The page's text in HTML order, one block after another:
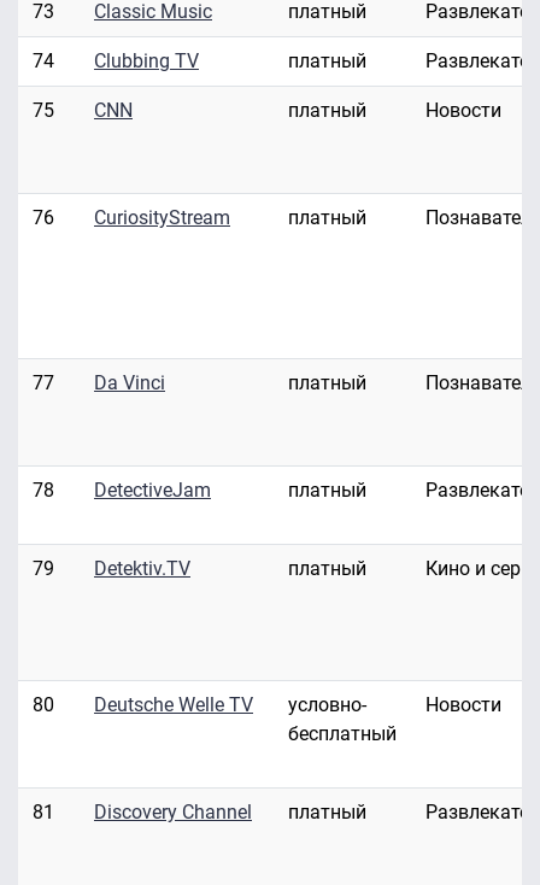
73 Classic Music платный
74 Clubbing TV платный
75 CNN платный Новости
76 CuriosityStream платный
77 Da Vinci платный
78 DetectiveJam платный
79 Detektiv.TV платный Кино и
80 Deutsche Welle TV
условно-
бесплатный
Новости
81 Discovery Channel платный